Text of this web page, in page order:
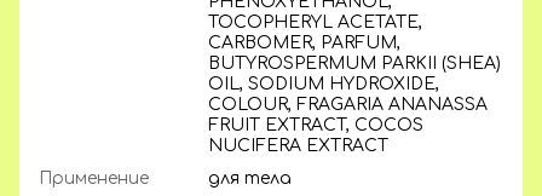
TOCOPHERYL ACETATE,
CARBOMER, PARFUM,
BUTYROSPERMUM PARKII (SHEA)
OIL, SODIUM HYDROXIDE,
COLOUR, FRAGARIA ANANASSA
FRUIT EXTRACT, COCOS
NUCIFERA EXTRACT
Применение
для тела